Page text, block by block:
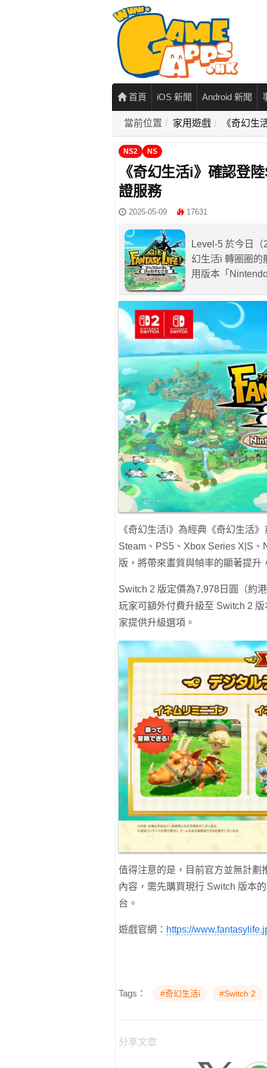
首頁 iOS 新聞 Android 新聞
當前位置 家用遊戲 《奇幻
NS2 NS
《奇幻生活i》確認
證服務
2025-05-09 17631
Level-5 於今日
幻生活i 轉圈圈的
用版本「
《奇幻生活i》為經典《奇幻生活
Steam、PS5、Xbox Series X|S
版，將帶來畫質與幀率的顯著提升
Switch 2 版定價為7,978日圓（約
玩家可額外付費升級至 Switch 2
家提供升級選項。
值得注意的是，目前官方並無計劃
內容，需先購買現行 Switch 版本
台。
遊戲官網： https://
Tags： #奇幻生活i #Switch 2
分享文章